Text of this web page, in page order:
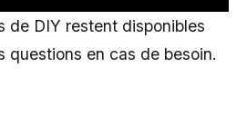
de DIY restent disponibles
questions en cas de besoin.